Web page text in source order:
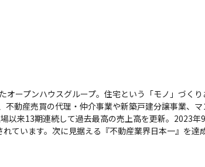
オープンハウスグループ。住宅という「モノ」づく
動産売買の代理・仲介事業や新築戸建分譲事業、
以来13期連続して過去最高の売上高を更新。2023
ています。次に見据える『不動産業界日本一』を達